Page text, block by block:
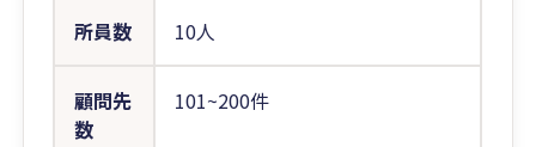
所員数 10人
顧問先
数
101~200件